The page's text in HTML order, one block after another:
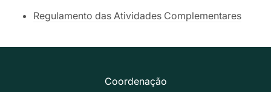
Regulamento das Atividades Complementares
Coordenação